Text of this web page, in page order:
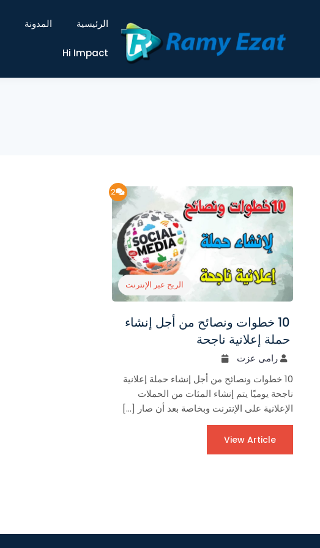
الرئيسية المدونة
Hi Impact
2
الربح عبر الإنترنت
10 خطوات ونصائح من أجل إنشاء
حملة إعلانية ناجحة
رامى عزت
10 خطوات ونصائح من أجل إنشاء حملة إعلانية
ناجحة يوميًا يتم إنشاء المئات من الحملات
الإعلانية على الإنترنت وبخاصة بعد أن صار […]
View Article